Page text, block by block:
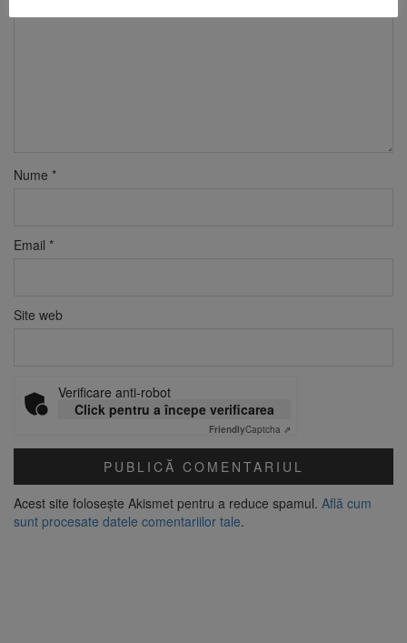
Nume *
Email *
Site web
Verificare anti-robot
Click pentru a începe verificarea
FriendlyCaptcha ⇗
Acest site folosește Akismet pentru a reduce spamul. Află cum
sunt procesate datele comentariilor tale.